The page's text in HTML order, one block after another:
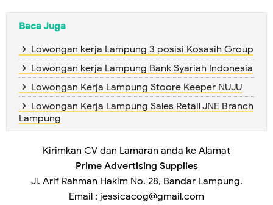
Baca Juga
Lowongan kerja Lampung 3 posisi Kosasih Group
Lowongan kerja Lampung Bank Syariah Indonesia
Lowongan Kerja Lampung Stoore Keeper NUJU
Lowongan Kerja Lampung Sales Retail JNE Branch
Lampung
Kirimkan CV dan Lamaran anda ke Alamat
Prime Advertising Supplies
Jl. Arif Rahman Hakim No. 28, Bandar Lampung.
Email : jessicacog@gmail.com